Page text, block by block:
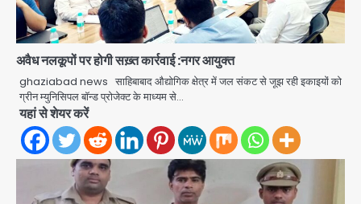
अवैध नलकूपों पर होगी सख़्त कार्रवाई :नगर आयुक्त
ghaziabad news साहिबाबाद औद्योगिक क्षेत्र में जल संकट से जूझ रही इकाइयों को
ग्रीन म्युनिसिपल बॉन्ड प्रोजेक्ट के माध्यम से…
यहां से शेयर करें
2
Iljin fire accident: इलजिन
इलेक्ट्रॉनिक्स की बिल्डिंग में बड़े निर्माण दोष,
कंक्रीट बीम तिरछा; पीडब्ल्यूडी ऑडिट में
Avinash Kumar
Noida Sector-105: खूंखार कुत्तों और
बेपरवाह मालिकों की गुंडागर्दी पर आरडब्ल्यूए
अध्यक्ष दिव्य कृष्णात्रेय का करारा हमला,
पुलिस-प्राधिकरण से सख्त कार्रवाई की मांग
Avinash Kumar